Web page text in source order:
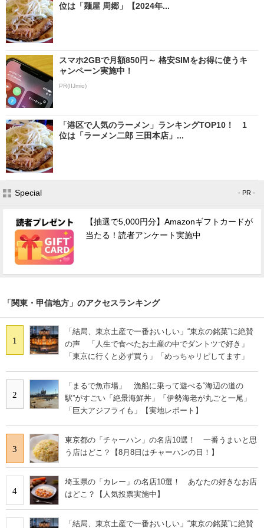
位は「麺屋 周郷」【2024年...
スマホ2GBで月額850円～ 格安SIMをお得に使うキ
ャンペーン実施中！
PR(IIJmio)
「港区で人気のラーメン」ランキングTOP10！ 1
位は「ラーメン二郎 三田本店」...
Special - PR -
【抽選で5,000円分】Amazonギフトカードが
当たる！読者アンケート実施中
「関東・甲信地方」のアクセスランキング
1
「結局、東京土産で一番おいしい」“東京の銘菓”に絶賛
の声 「人生で食べたお土産の中でダントツで好き」
「東京に行くと必ず買う」「めっちゃリピしてます」
2
「まるで魚市場」 漁船に乗って遊べる“海辺の道の
駅”がすごい「絶景海鮮丼」「伊勢海老が丸ごと一尾」
「巨大アジフライも」【実地レポート】
3
東京都の「チャーハン」の名店10選！ 一番うまいと思
う店はどこ？【8月8日はチャーハンの日！】
4
埼玉県の「カレー」の名店10選！ あなたの好きなお店
はどこ？【人気投票実施中】
「結局、東京土産で一番おいしい」“東京の銘菓”に絶賛